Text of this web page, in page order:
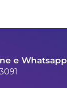
e Whatsapp